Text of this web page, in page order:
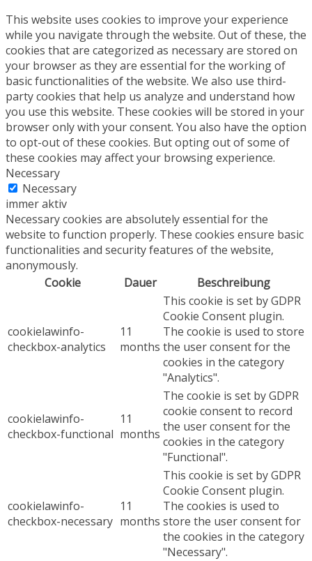
This website uses cookies to improve your experience
while you navigate through the website. Out of these, the
cookies that are categorized as necessary are stored on
your browser as they are essential for the working of
basic functionalities of the website. We also use third-
party cookies that help us analyze and understand how
you use this website. These cookies will be stored in your
browser only with your consent. You also have the option
to opt-out of these cookies. But opting out of some of
these cookies may affect your browsing experience.
Necessary
Necessary
immer aktiv
Necessary cookies are absolutely essential for the
website to function properly. These cookies ensure basic
functionalities and security features of the website,
anonymously.
Cookie
Dauer Beschreibung
cookielawinfo-
checkbox-analytics
11
months
This cookie is set by GDPR
Cookie Consent plugin.
The cookie is used to store
the user consent for the
cookies in the category
"Analytics".
cookielawinfo-
checkbox-functional
11
months
The cookie is set by GDPR
cookie consent to record
the user consent for the
cookies in the category
"Functional".
cookielawinfo-
checkbox-necessary
11
months
This cookie is set by GDPR
Cookie Consent plugin.
The cookies is used to
store the user consent for
the cookies in the category
"Necessary".